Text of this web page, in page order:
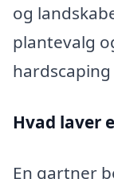
og
plantevalg
Hvad laver
En gartner